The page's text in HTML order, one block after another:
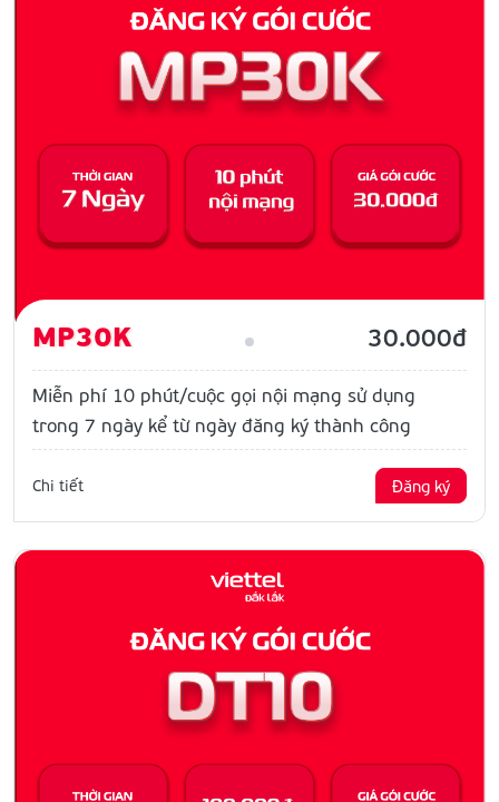
MP30K 30.000đ
Miễn phí 10 phút/cuộc gọi nội mạng sử dụng
trong 7 ngày kể từ ngày đăng ký thành công
Chi tiết Đăng ký